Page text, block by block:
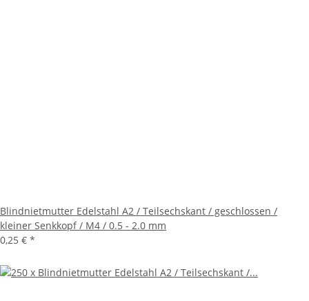
Blindnietmutter Edelstahl A2 / Teilsechskant / geschlossen /
kleiner Senkkopf / M4 / 0.5 - 2.0 mm
0,25 € *